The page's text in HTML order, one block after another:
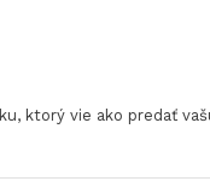
ktorý vie ako predať